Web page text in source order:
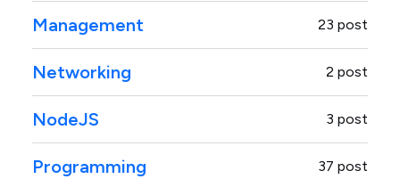
Management 23 post
Networking 2 post
NodeJS 3 post
Programming 37 post